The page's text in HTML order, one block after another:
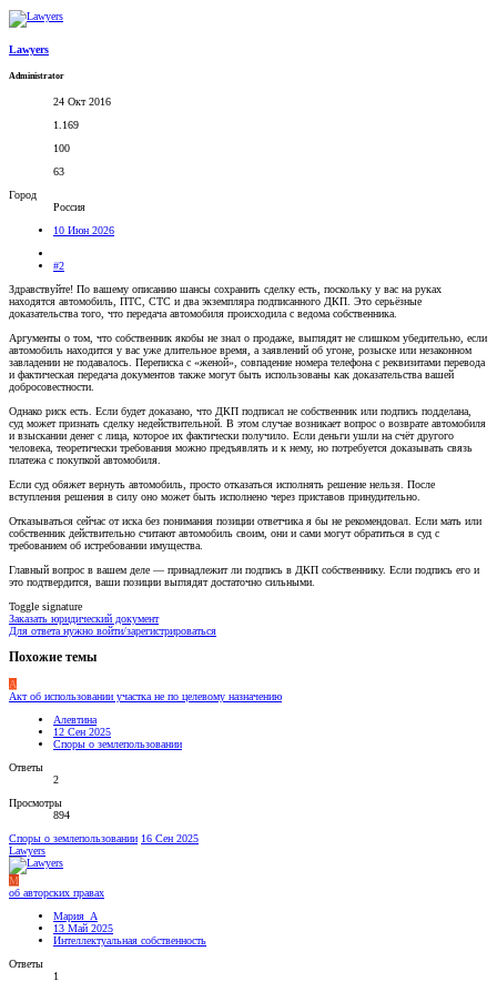
Lawyers
Administrator
24 Окт 2016
1.169
100
63
Город
Россия
10 Июн 2026
#2
Здравствуйте! По вашему описанию шансы сохранить сделку есть, поскольку у вас на руках
находятся автомобиль, ПТС, СТС и два экземпляра подписанного ДКП. Это серьёзные
доказательства того, что передача автомобиля происходила с ведома собственника.
Аргументы о том, что собственник якобы не знал о продаже, выглядят не слишком убедительно, если
автомобиль находится у вас уже длительное время, а заявлений об угоне, розыске или незаконном
завладении не подавалось. Переписка с «женой», совпадение номера телефона с реквизитами перевода
и фактическая передача документов также могут быть использованы как доказательства вашей
добросовестности.
Однако риск есть. Если будет доказано, что ДКП подписал не собственник или подпись подделана,
суд может признать сделку недействительной. В этом случае возникает вопрос о возврате автомобиля
и взыскании денег с лица, которое их фактически получило. Если деньги ушли на счёт другого
человека, теоретически требования можно предъявлять и к нему, но потребуется доказывать связь
платежа с покупкой автомобиля.
Если суд обяжет вернуть автомобиль, просто отказаться исполнять решение нельзя. После
вступления решения в силу оно может быть исполнено через приставов принудительно.
Отказываться сейчас от иска без понимания позиции ответчика я бы не рекомендовал. Если мать или
собственник действительно считают автомобиль своим, они и сами могут обратиться в суд с
требованием об истребовании имущества.
Главный вопрос в вашем деле — принадлежит ли подпись в ДКП собственнику. Если подпись его и
это подтвердится, ваши позиции выглядят достаточно сильными.
Toggle signature
Заказать юридический документ
Для ответа нужно войти/зарегистрироваться
Похожие темы
А
Акт об использовании участка не по целевому назначению
Алевтина
12 Сен 2025
Споры о землепользовании
Ответы
2
Просмотры
894
Споры о землепользовании 16 Сен 2025
Lawyers
М
об авторских правах
Мария_А
13 Май 2025
Интеллектуальная собственность
Ответы
1